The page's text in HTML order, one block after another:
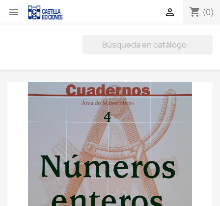
 shopping_cart (0)
